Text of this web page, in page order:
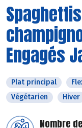
Engagés
Plat principal
Végétarien
Hiver
Nombre